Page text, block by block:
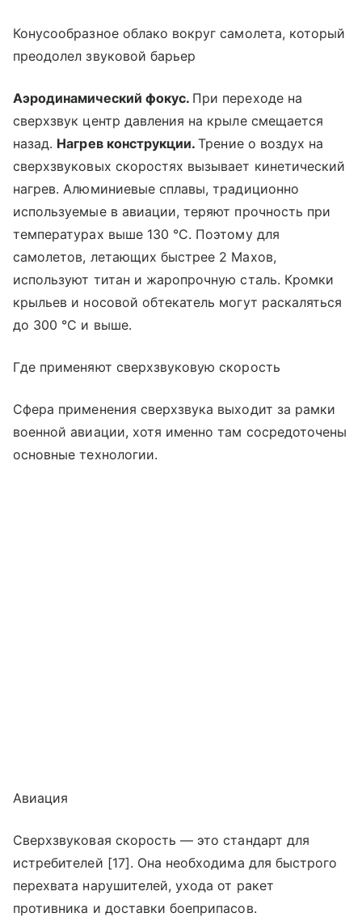
Конусообразное облако вокруг самолета, который
преодолел звуковой барьер
Аэродинамический фокус. При переходе на
сверхзвук центр давления на крыле смещается
назад. Нагрев конструкции.Трение о воздух на
сверхзвуковых скоростях вызывает кинетический
нагрев. Алюминиевые сплавы, традиционно
используемые в авиации, теряют прочность при
температурах выше 130 °C. Поэтому для
самолетов, летающих быстрее 2 Махов,
используют титан и жаропрочную сталь. Кромки
крыльев и носовой обтекатель могут раскаляться
до 300 °C и выше.
Где применяют сверхзвуковую скорость
Сфера применения сверхзвука выходит за рамки
военной авиации, хотя именно там сосредоточены
основные технологии.
Авиация
Сверхзвуковая скорость — это стандарт для
истребителей [17]. Она необходима для быстрого
перехвата нарушителей, ухода от ракет
противника и доставки боеприпасов.